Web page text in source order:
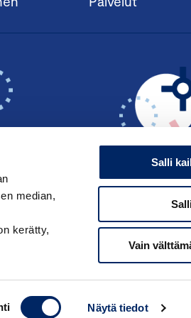
median,
kerätty,
Näytä tiedot
Salli
Vain
HAE
tietosuojaseloste